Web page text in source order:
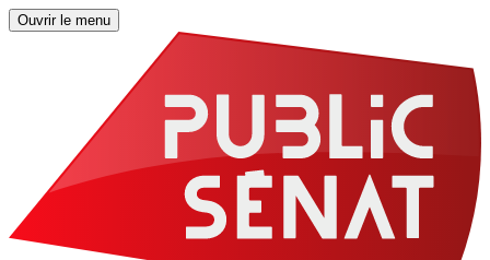
Ouvrir le menu